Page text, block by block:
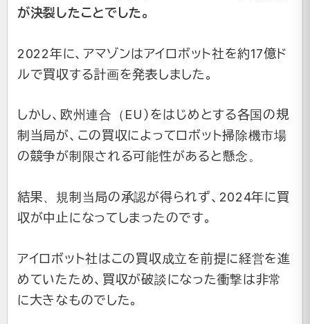
が決裂したことでした。
2022年に、アマゾンはアイロボット社を約17億ド
ルで買収する計画を発表しました。
しかし、欧州連合（EU）をはじめとする各国の規
制当局が、この買収によってロボット掃除機市場
の競争が制限される可能性があると懸念。
結果、規制当局の承認が得られず、2024年に買
収が中止になってしまったのです。
アイロボット社はこの買収成立を前提に経営を進
めていたため、買収が破談になった衝撃は非常
に大きなものでした。